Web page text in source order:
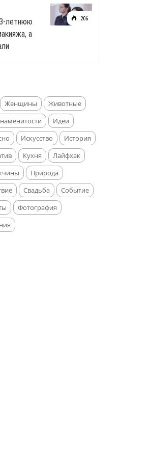
206
летнюю
а
Женщины
Животные
Идеи
Искусство
История
Кухня
Лайфхак
Природа
Свадьба
Событие
Фотография